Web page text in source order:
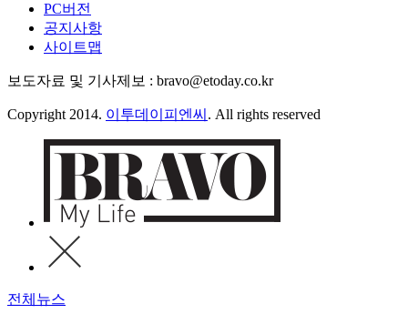
PC버전
공지사항
사이트맵
보도자료 및 기사제보 : bravo@etoday.co.kr
Copyright 2014. 이투데이피엔씨 . All rights reserved
전체뉴스